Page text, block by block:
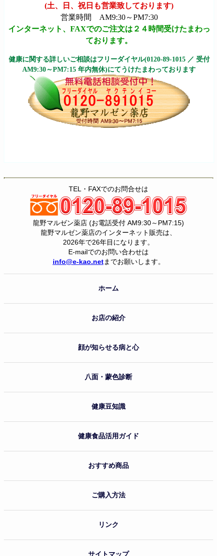
(土、日、祝日も営業致しております)
営業時間 AM9:30～PM7:30
インターネット、FAXでのご注文は２４時間受けたまわっ
ております。
健康に関する詳しいご相談はフリーダイヤル(0120-89-1015 ／ 受付
AM9:30～PM7:15 年内無休)にてうけたまわっております
TEL・FAXでのお問合せは
龍野マルゼン薬店 (お電話受付 AM9:30～PM7:15)
龍野マルゼン薬店のインターネット販売は、
2026年で26年目になります。
E-mailでのお問い合わせは
info@e-kao.netまでお願いします。
ホーム
お店の紹介
顔が知らせる病と心
八面・蒙色診断
健康豆知識
健康食品活用ガイド
おすすめ商品
ご購入方法
リンク
サイトマップ